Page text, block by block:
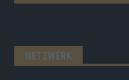
NETZWERK